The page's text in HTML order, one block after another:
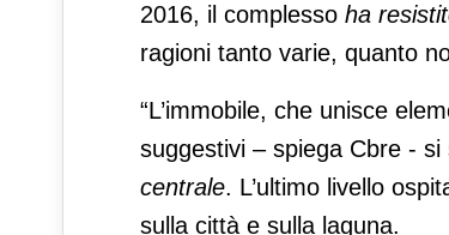
2016, il complesso ha
ragioni tanto varie, quanto
“L’immobile, che unisce
suggestivi – spiega Cbre - si
centrale. L’ultimo livello
sulla città e sulla laguna.